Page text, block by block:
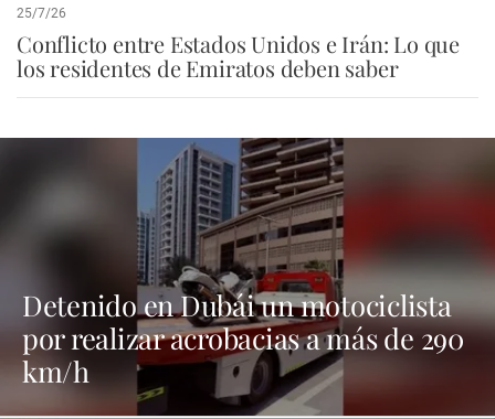
25/7/26
Conflicto entre Estados Unidos e Irán: Lo que
los residentes de Emiratos deben saber
Detenido en Dubái un motociclista
por realizar acrobacias a más de 290
km/h